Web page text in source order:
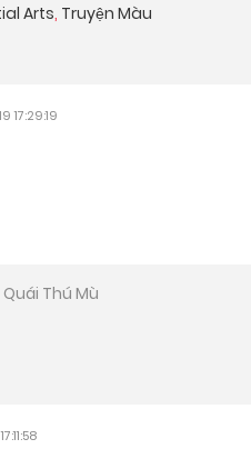
Arts, Truyện Màu
17:29:19
Thú Mù